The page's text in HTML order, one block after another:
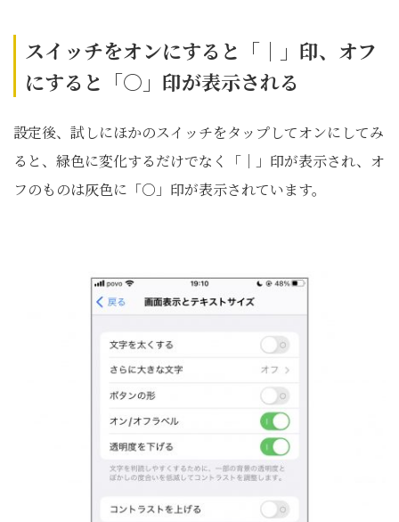
スイッチをオンにすると「│」印、オフ
にすると「○」印が表示される
設定後、試しにほかのスイッチをタップしてオンにしてみ
ると、緑色に変化するだけでなく「│」印が表示され、オ
フのものは灰色に「○」印が表示されています。